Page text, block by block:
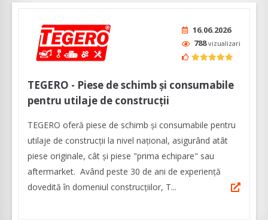
16.06.2026
788vizualizari
TEGERO - Piese de schimb și consumabile
pentru utilaje de construcții
TEGERO oferă piese de schimb și consumabile pentru
utilaje de construcții la nivel național, asigurând atât
piese originale, cât și piese "prima echipare" sau
aftermarket. Având peste 30 de ani de experiență
dovedită în domeniul construcțiilor, T...